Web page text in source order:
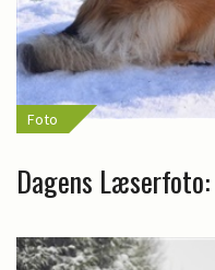
Foto
Dagens